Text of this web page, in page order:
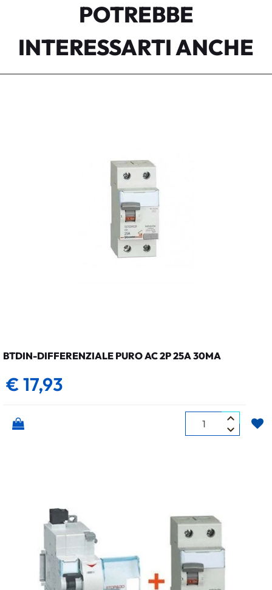
POTREBBE
INTERESSARTI ANCHE
BTDIN-DIFFERENZIALE PURO AC 2P 25A 30MA
€ 17,93
Quantità